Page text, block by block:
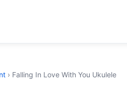
› Falling In Love With You Ukulele